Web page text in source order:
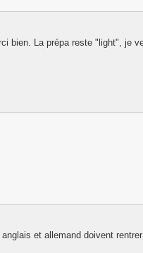
bien. La prépa reste "light", je
et allemand doivent